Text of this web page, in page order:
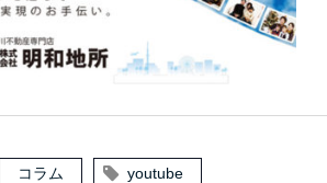
コラム youtube